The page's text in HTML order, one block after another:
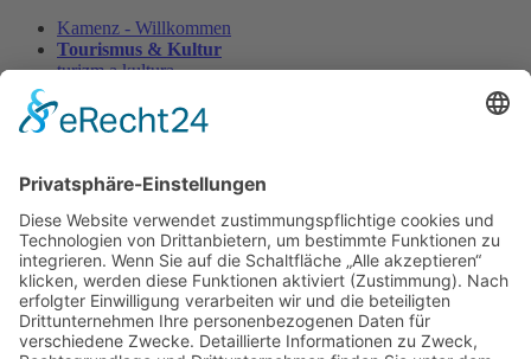
Kamenz - Willkommen
Tourismus & Kultur
turizm a kultura
Veranstaltungen Kamenz Kalender
Veranstaltung Kamenz ausfuehrlich
Pyramidensingen
21.12.2024, 17:00
Traditionelles Pyramidensingen